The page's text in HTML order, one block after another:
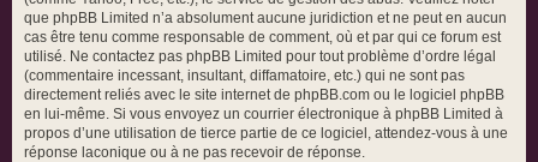
que phpBB Limited n’a absolument aucune juridiction et ne peut en aucun
cas être tenu comme responsable de comment, où et par qui ce forum est
utilisé. Ne contactez pas phpBB Limited pour tout problème d’ordre légal
(commentaire incessant, insultant, diffamatoire, etc.) qui ne sont pas
directement reliés avec le site internet de phpBB.com ou le logiciel phpBB
en lui-même. Si vous envoyez un courrier électronique à phpBB Limited à
propos d’une utilisation de tierce partie de ce logiciel, attendez-vous à une
réponse laconique ou à ne pas recevoir de réponse.